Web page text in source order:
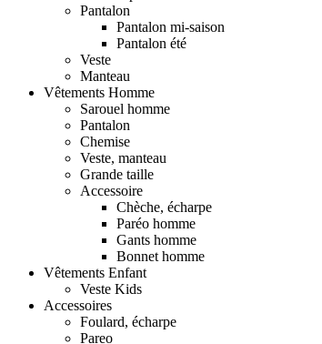
Pantalon
Pantalon mi-saison
Pantalon été
Veste
Manteau
Vêtements Homme
Sarouel homme
Pantalon
Chemise
Veste, manteau
Grande taille
Accessoire
Chèche, écharpe
Paréo homme
Gants homme
Bonnet homme
Vêtements Enfant
Veste Kids
Accessoires
Foulard, écharpe
Pareo